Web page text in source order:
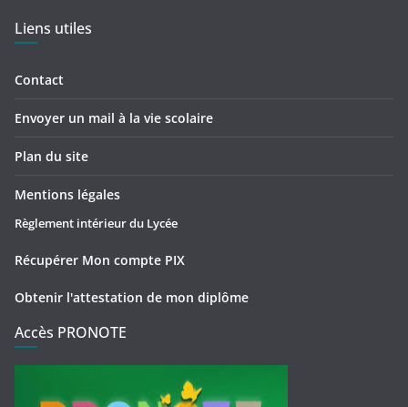
Liens utiles
Contact
Envoyer un mail à la vie scolaire
Plan du site
Mentions légales
Règlement intérieur du Lycée
Récupérer Mon compte PIX
Obtenir l'attestation de mon diplôme
Accès PRONOTE